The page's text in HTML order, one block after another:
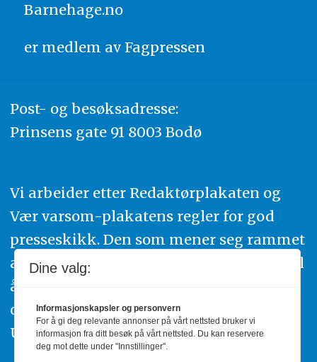
Barnehage.no
er medlem av Fagpressen
Post- og besøksadresse:
Prinsens gate 91 8003 Bodø
Vi arbeider etter Redaktørplakaten og
Vær varsom-plakatens regler for god
presseskikk. Den som mener seg rammet
av urettmessig publisering, oppfordres til
å ta kontakt med redaksjonen. Du kan
også klage inn saker til Pressens Faglige
Utvalg,www.pfu.no.
Dine valg:
Informasjonskapsler og personvern
For å gi deg relevante annonser på vårt nettsted bruker vi
informasjon fra ditt besøk på vårt nettsted. Du kan reservere
deg mot dette under "Innstillinger".